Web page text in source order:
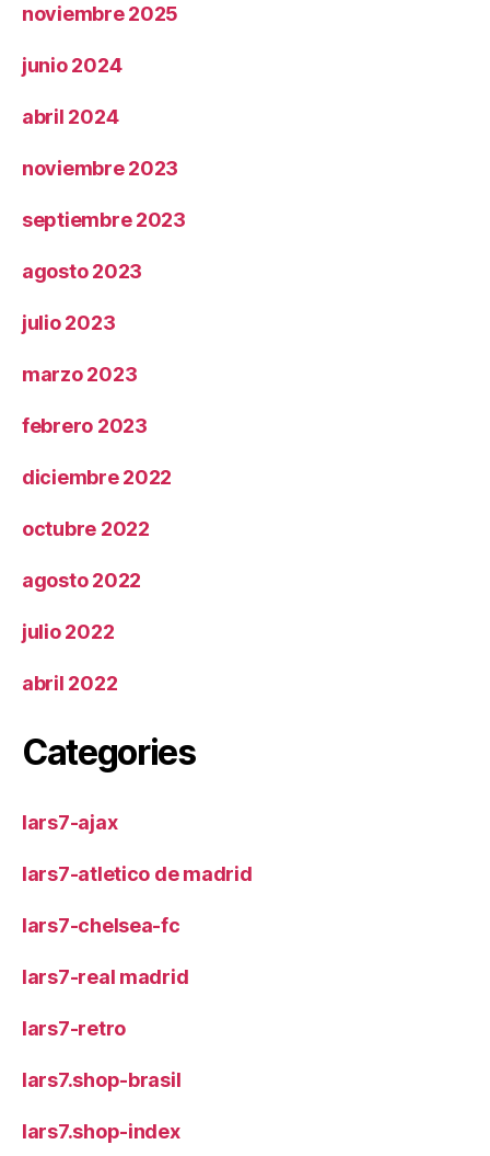
noviembre 2025
junio 2024
abril 2024
noviembre 2023
septiembre 2023
agosto 2023
julio 2023
marzo 2023
febrero 2023
diciembre 2022
octubre 2022
agosto 2022
julio 2022
abril 2022
Categories
lars7-ajax
lars7-atletico de madrid
lars7-chelsea-fc
lars7-real madrid
lars7-retro
lars7.shop-brasil
lars7.shop-index